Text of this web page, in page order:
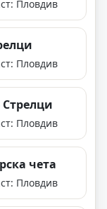
Пловдив
Пловдив
Пловдив
чета
Пловдив